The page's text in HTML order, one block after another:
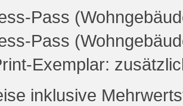
Pass
Pass
Exemplar:
inklusive